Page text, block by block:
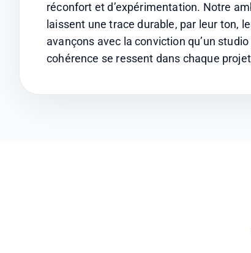
réconfort et d’expérimentation. Notre
laissent une trace durable, par leur ton,
avançons avec la conviction qu’un
cohérence se ressent dans chaque